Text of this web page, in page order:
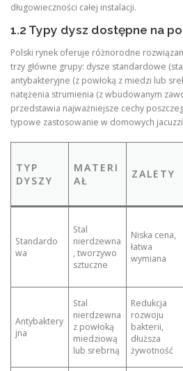
długowieczności całej instalacji.
1.2 Typy dysz dostępne na
Polski rynek oferuje różnorodne
trzy główne grupy: dysze standardowe
antybakteryjne (z powłoką z miedzi lub
natężenia strumienia (z wbudowanym
przedstawia najważniejsze cechy
typowe zastosowanie w domowych
TYP
DYSZY
MATERI
AŁ
ZALETY
Standardo
wa
Stal
nierdzewna
, tworzywo
sztuczne
Niska cena,
łatwa
wymiana
Antybaktery
jna
Stal
nierdzewna
z powłoką
miedziową
lub srebrną
Redukcja
rozwoju
bakterii,
dłuższa
żywotność